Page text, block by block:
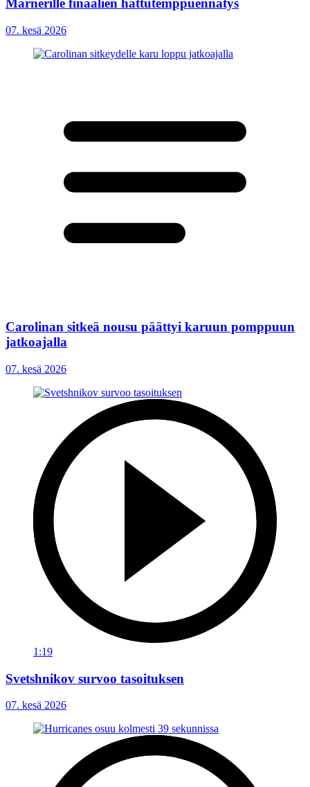
Marnerille finaalien hattutemppuennätys
07. kesä 2026
Carolinan sitkeä nousu päättyi karuun pomppuun
jatkoajalla
07. kesä 2026
1:19
Svetshnikov survoo tasoituksen
07. kesä 2026